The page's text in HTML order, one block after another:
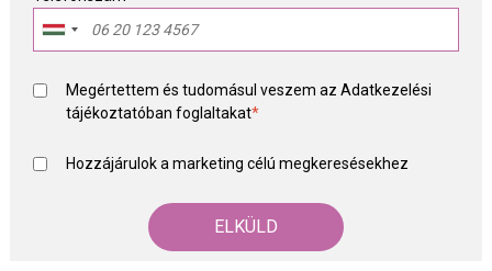
Megértettem és tudomásul veszem azAdatkezelési
tájékoztatóban foglaltakat*
Hozzájárulok a marketing célú megkeresésekhez